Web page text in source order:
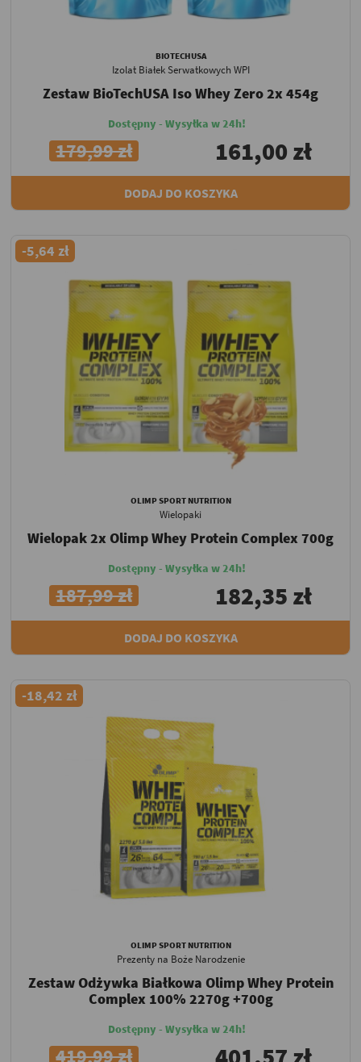
BIOTECHUSA
Izolat Białek Serwatkowych WPI
Zestaw BioTechUSA Iso Whey Zero 2x 454g
Dostępny - Wysyłka w 24h!
179,99 zł 161,00 zł
DODAJ DO KOSZYKA
-5,64 zł
OLIMP SPORT NUTRITION
Wielopaki
Wielopak 2x Olimp Whey Protein Complex 700g
Dostępny - Wysyłka w 24h!
187,99 zł 182,35 zł
DODAJ DO KOSZYKA
-18,42 zł
OLIMP SPORT NUTRITION
Prezenty na Boże Narodzenie
Zestaw Odżywka Białkowa Olimp Whey Protein
Complex 100% 2270g +700g
Dostępny - Wysyłka w 24h!
419,99 zł